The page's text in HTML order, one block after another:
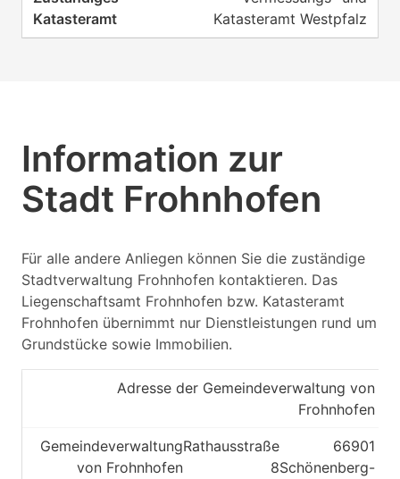
Katasteramt Westpfalz
Information zur
Stadt Frohnhofen
Für alle andere Anliegen können Sie die zuständige
Stadtverwaltung Frohnhofen kontaktieren. Das
Liegenschaftsamt Frohnhofen bzw. Katasteramt
Frohnhofen übernimmt nur Dienstleistungen rund um
Grundstücke sowie Immobilien.
Adresse der Gemeindeverwaltung von
Frohnhofen
Gemeindeverwaltung
von Frohnhofen
Rathausstraße
8
66901
Schönenberg-